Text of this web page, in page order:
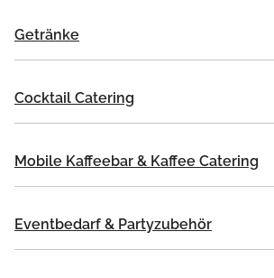
Getränke
Cocktail Catering
Mobile Kaffeebar & Kaffee Catering
Eventbedarf & Partyzubehör